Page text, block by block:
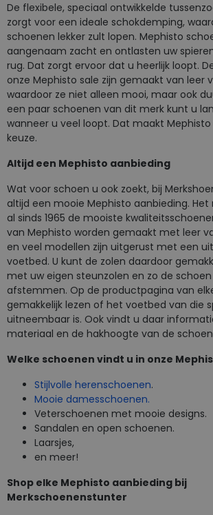
De flexibele, speciaal ontwikkelde
zorgt voor een ideale schokdemping,
schoenen lekker zult lopen. Mephisto
aangenaam zacht en ontlasten uw
rug. Dat zorgt ervoor dat u heerlijk loopt.
onze Mephisto sale zijn gemaakt van leer
waardoor ze niet alleen mooi, maar ook
een paar schoenen van dit merk kunt u
wanneer u veel loopt. Dat maakt
keuze.
Altijd een Mephisto aanbieding
Wat voor schoen u ook zoekt, bij
altijd een mooie Mephisto aanbieding.
al sinds 1965 de mooiste
van Mephisto worden gemaakt met leer
en veel modellen zijn uitgerust met een
voetbed. U kunt de zolen daardoor
met uw eigen steunzolen en zo de
afstemmen. Op de productpagina van
gemakkelijk lezen of het voetbed van die
uitneembaar is. Ook vindt u daar
materiaal en de hakhoogte van de
Welke schoenen vindt u in onze
Stijlvolle herenschoenen.
Mooie damesschoenen.
Veterschoenen met mooie designs.
Sandalen en open schoenen.
Laarsjes,
en meer!
Shop elke Mephisto aanbieding bij
Merkschoenenstunter